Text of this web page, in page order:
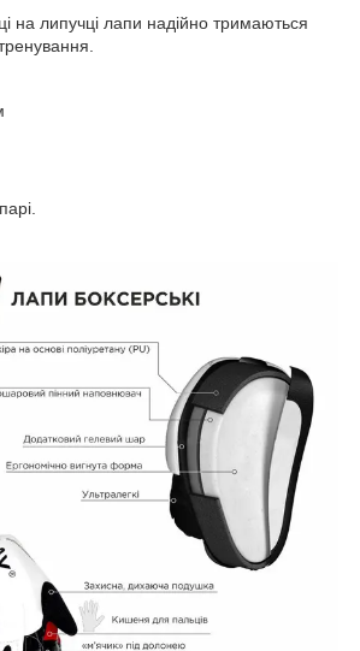
на липучці лапи надійно тримаються